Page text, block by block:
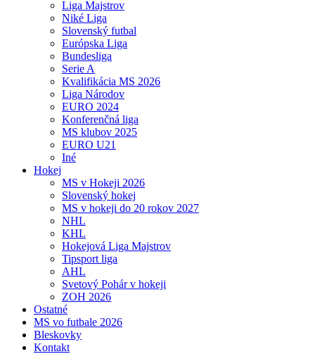
Liga Majstrov
Niké Liga
Slovenský futbal
Európska Liga
Bundesliga
Serie A
Kvalifikácia MS 2026
Liga Národov
EURO 2024
Konferenčná liga
MS klubov 2025
EURO U21
Iné
Hokej
MS v Hokeji 2026
Slovenský hokej
MS v hokeji do 20 rokov 2027
NHL
KHL
Hokejová Liga Majstrov
Tipsport liga
AHL
Svetový Pohár v hokeji
ZOH 2026
Ostatné
MS vo futbale 2026
Bleskovky
Kontakt